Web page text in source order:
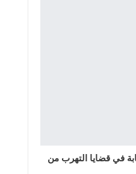
في قضايا التهرب من